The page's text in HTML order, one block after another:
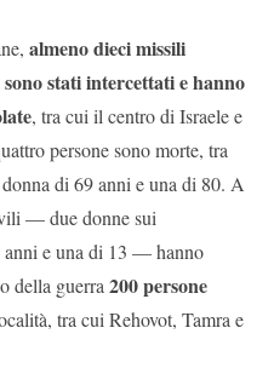
almeno dieci missili
stati intercettati e hanno
, tra cui il centro di Israele e
persone sono morte, tra
di 69 anni e una di 80. A
— due donne sui
anni e una di 13 — hanno
della guerra200 persone
tra cui Rehovot, Tamra e